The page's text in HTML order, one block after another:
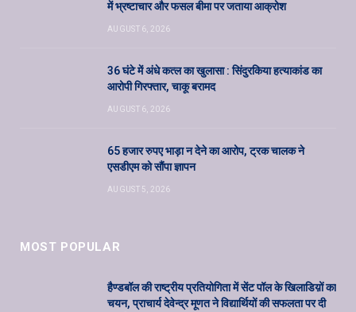
में भ्रष्टाचार और फसल बीमा पर जताया आक्रोश
AUGUST 6, 2026
36 घंटे में अंधे कत्ल का खुलासा : सिंदुरकिया हत्याकांड का
आरोपी गिरफ्तार, चाकू बरामद
AUGUST 6, 2026
65 हजार रुपए भाड़ा न देने का आरोप, ट्रक चालक ने
एसडीएम को सौंपा ज्ञापन
AUGUST 5, 2026
MOST POPULAR
हैण्डबॉल की राष्ट्रीय प्रतियोगिता में सेंट पॉल के खिलाडिय़ों का
चयन, प्राचार्य देवेन्द्र मूणत ने विद्यार्थियों की सफलता पर दी